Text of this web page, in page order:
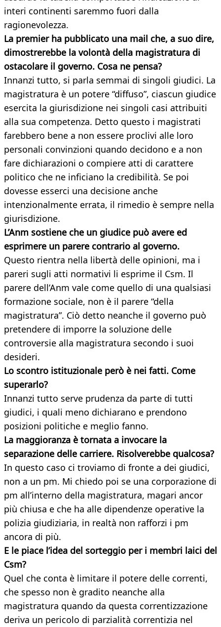
interi continenti saremmo fuori dalla
ragionevolezza.
La premier ha pubblicato una mail che, a suo dire,
dimostrerebbe la volontà della magistratura di
ostacolare il governo. Cosa ne pensa?
Innanzi tutto, si parla semmai di singoli giudici. La
magistratura è un potere “diffuso”, ciascun giudice
esercita la giurisdizione nei singoli casi attribuiti
alla sua competenza. Detto questo i magistrati
farebbero bene a non essere proclivi alle loro
personali convinzioni quando decidono e a non
fare dichiarazioni o compiere atti di carattere
politico che ne inficiano la credibilità. Se poi
dovesse esserci una decisione anche
intenzionalmente errata, il rimedio è sempre nella
giurisdizione.
L’Anm sostiene che un giudice può avere ed
esprimere un parere contrario al governo.
Questo rientra nella libertà delle opinioni, ma i
pareri sugli atti normativi li esprime il Csm. Il
parere dell’Anm vale come quello di una qualsiasi
formazione sociale, non è il parere “della
magistratura”. Ciò detto neanche il governo può
pretendere di imporre la soluzione delle
controversie alla magistratura secondo i suoi
desideri.
Lo scontro istituzionale però è nei fatti. Come
superarlo?
Innanzi tutto serve prudenza da parte di tutti
giudici, i quali meno dichiarano e prendono
posizioni politiche e meglio fanno.
La maggioranza è tornata a invocare la
separazione delle carriere. Risolverebbe qualcosa?
In questo caso ci troviamo di fronte a dei giudici,
non a un pm. Mi chiedo poi se una corporazione di
pm all’interno della magistratura, magari ancor
più chiusa e che ha alle dipendenze operative la
polizia giudiziaria, in realtà non rafforzi i pm
ancora di più.
E le piace l’idea del sorteggio per i membri laici del
Csm?
Quel che conta è limitare il potere delle correnti,
che spesso non è gradito neanche alla
magistratura quando da questa correntizzazione
deriva un pericolo di parzialità correntizia nel